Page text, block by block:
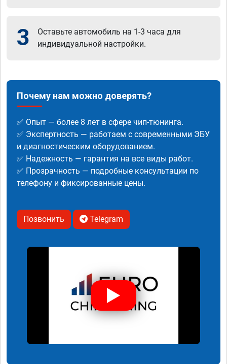
3
Оставьте автомобиль на 1-3 часа для
индивидуальной настройки.
Почему нам можно доверять?
✅ Опыт — более 8 лет в сфере чип-тюнинга.
✅ Экспертность — работаем с современными ЭБУ
и диагностическим оборудованием.
✅ Надежность — гарантия на все виды работ.
✅ Прозрачность — подробные консультации по
телефону и фиксированные цены.
Позвонить Telegram